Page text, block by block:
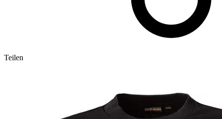
Teilen